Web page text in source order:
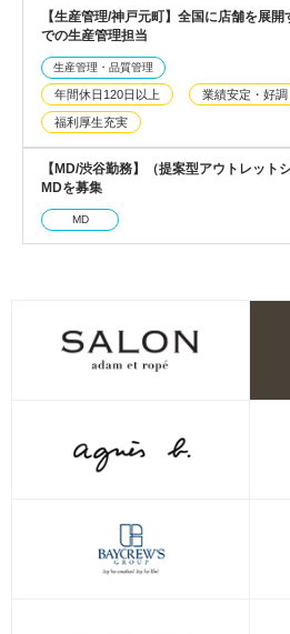
【生産管理/神戸元町】全国に店舗を展
での生産管理担当
生産管理・品質管理
年間休日120日以上 業績安定・好調
福利厚生充実
【MD/渋谷勤務】（提案型アウトレット
MDを募集
MD